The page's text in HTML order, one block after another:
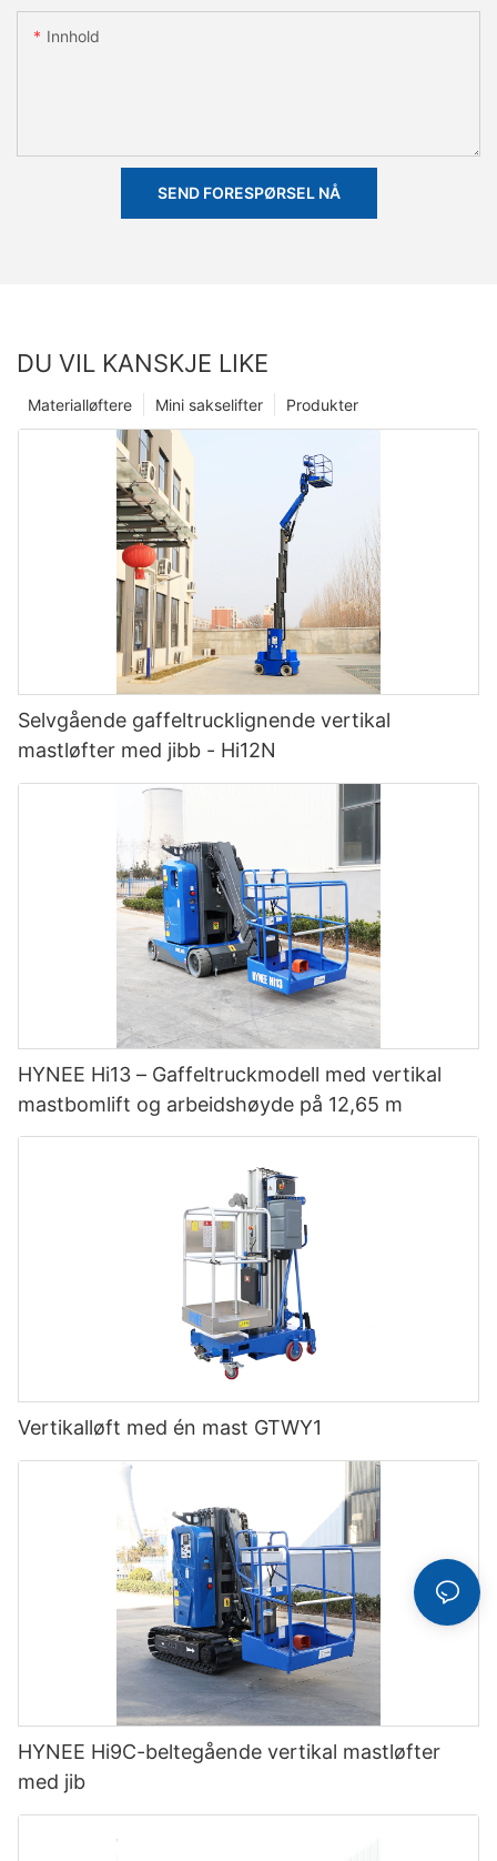
Innhold
SEND FORESPØRSEL NÅ
DU VIL KANSKJE LIKE
Produkter
Mini sakselifter
Materialløftere
Selvgående gaffeltrucklignende vertikal
mastløfter med jibb - Hi12N
HYNEE Hi13 – Gaffeltruckmodell med vertikal
mastbomlift og arbeidshøyde på 12,65 m
Vertikalløft med én mast GTWY1
HYNEE Hi9C-beltegående vertikal mastløfter
med jib